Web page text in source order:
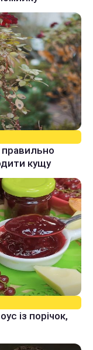
правильно
кущу
із порічок,